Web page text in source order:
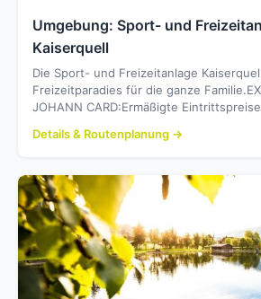
Umgebung: Sport- und
Kaiserquell
Die Sport- und Freizeitanlage
Freizeitparadies für die ganze
JOHANN CARD:Ermäßigte
Details & Routenplanung →